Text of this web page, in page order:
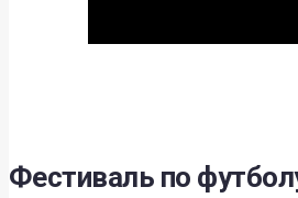
Фестиваль по